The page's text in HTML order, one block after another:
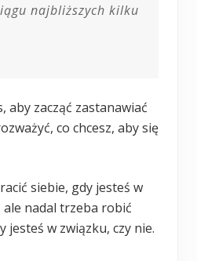
najbliższych kilku
aby zacząć zastanawiać
co chcesz, aby się
siebie, gdy jesteś w
nadal trzeba robić
jesteś w związku, czy nie.